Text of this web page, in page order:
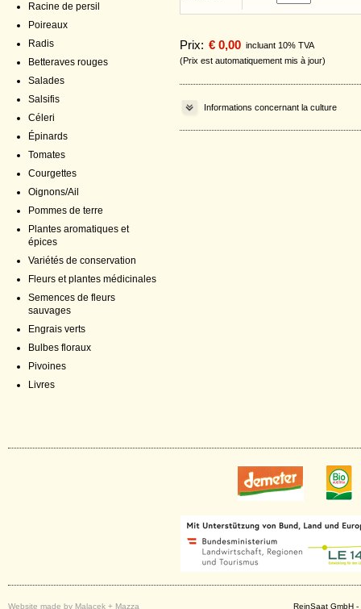
Racine de persil
Poireaux
Radis
Betteraves rouges
Salades
Salsifis
Céleri
Épinards
Tomates
Courgettes
Oignons/Ail
Pommes de terre
Plantes aromatiques et
épices
Variétés de conservation
Fleurs et plantes médicinales
Semences de fleurs
sauvages
Engrais verts
Bulbes floraux
Pivoines
Livres
Prix: € 0,00 incluant 10% TVA
(Prix est automatiquement mis à jour)
Informations concernant la culture
Website made by Malacek + Mazza ReinSaat GmbH